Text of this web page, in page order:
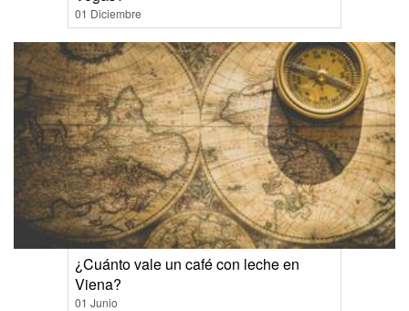
01 Diciembre
¿Cuánto vale un café con leche en
Viena?
01 Junio